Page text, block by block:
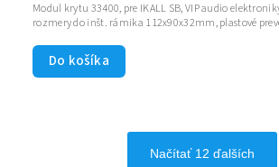
Do košíka
Modul krytu 33400, pre IKALL SB, VIP audio
rozmery do inšt. rámika 112x90x32mm, plastové
Načítať 12 ďalších